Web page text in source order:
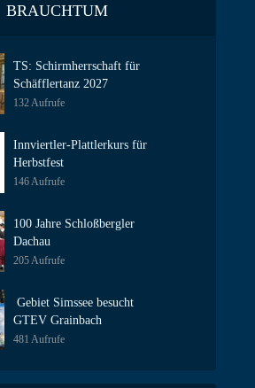
BRAUCHTUM
TS: Schirmherrschaft für
Schäfflertanz 2027
132 Aufrufe
Innviertler-Plattlerkurs für
Herbstfest
146 Aufrufe
100 Jahre Schloßbergler
Dachau
205 Aufrufe
Gebiet Simssee besucht
GTEV Grainbach
481 Aufrufe